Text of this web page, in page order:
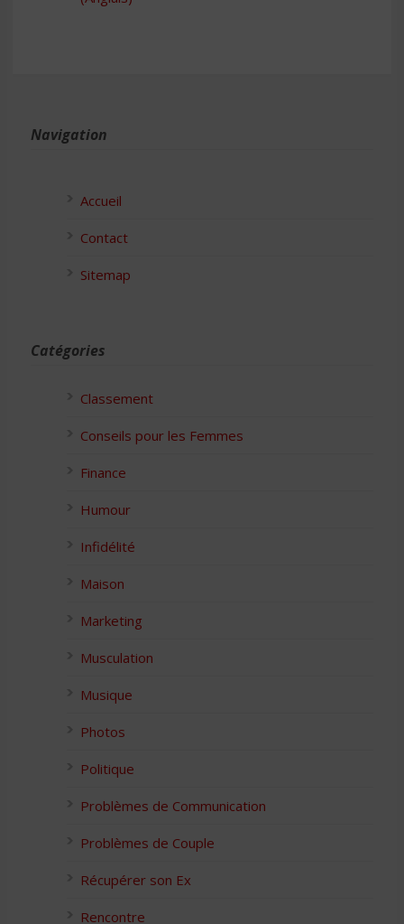
Navigation
Accueil
Contact
Sitemap
Catégories
Classement
Conseils pour les Femmes
Finance
Humour
Infidélité
Maison
Marketing
Musculation
Musique
Photos
Politique
Problèmes de Communication
Problèmes de Couple
Récupérer son Ex
Rencontre